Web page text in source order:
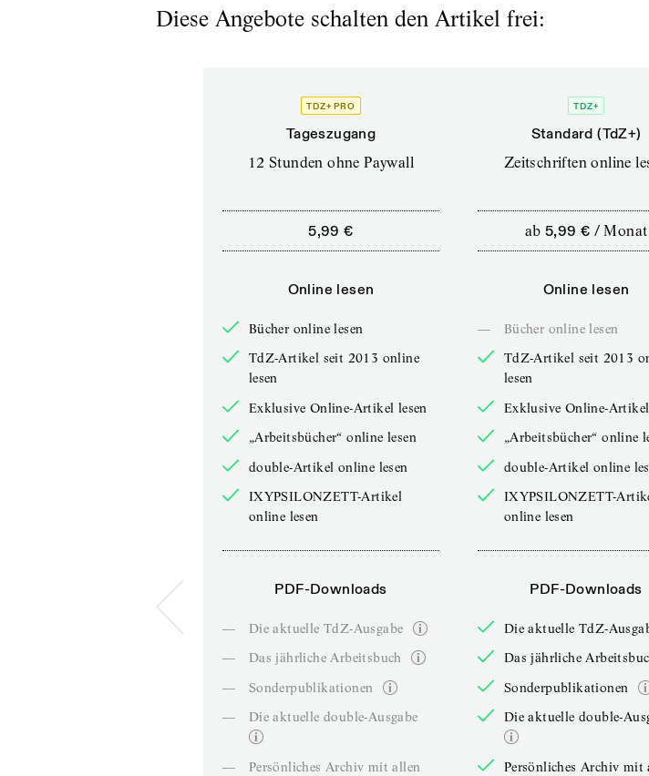
Diese Angebote schalten den Artikel frei:
TDZ+ PRO
Tageszugang
12 Stunden ohne Paywall
5,99 €
Online lesen
Bücher online lesen
TdZ-Artikel seit 2013 online
lesen
Exklusive Online-Artikel lesen
„Arbeitsbücher“ online lesen
double-Artikel online lesen
IXYPSILONZETT-Artikel
online lesen
PDF-Downloads
—
Die aktuelle TdZ-Ausgabe
—
Das jährliche Arbeitsbuch
—
Sonderpublikationen
—
Die aktuelle double-Ausgabe
—
Persönliches Archiv mit allen
TDZ+
Standard (TdZ+)
Zeitschriften online
ab 5,99 € /Monat
Online lesen
—
Bücher online lesen
TdZ-Artikel seit 2013
lesen
Exklusive Online-
„Arbeitsbücher“ online
double-Artikel online
IXYPSILONZETT-
online lesen
PDF-Downloads
Die aktuelle TdZ-
Das jährliche
Sonderpublikationen
Die aktuelle double-
Persönliches Archiv mit